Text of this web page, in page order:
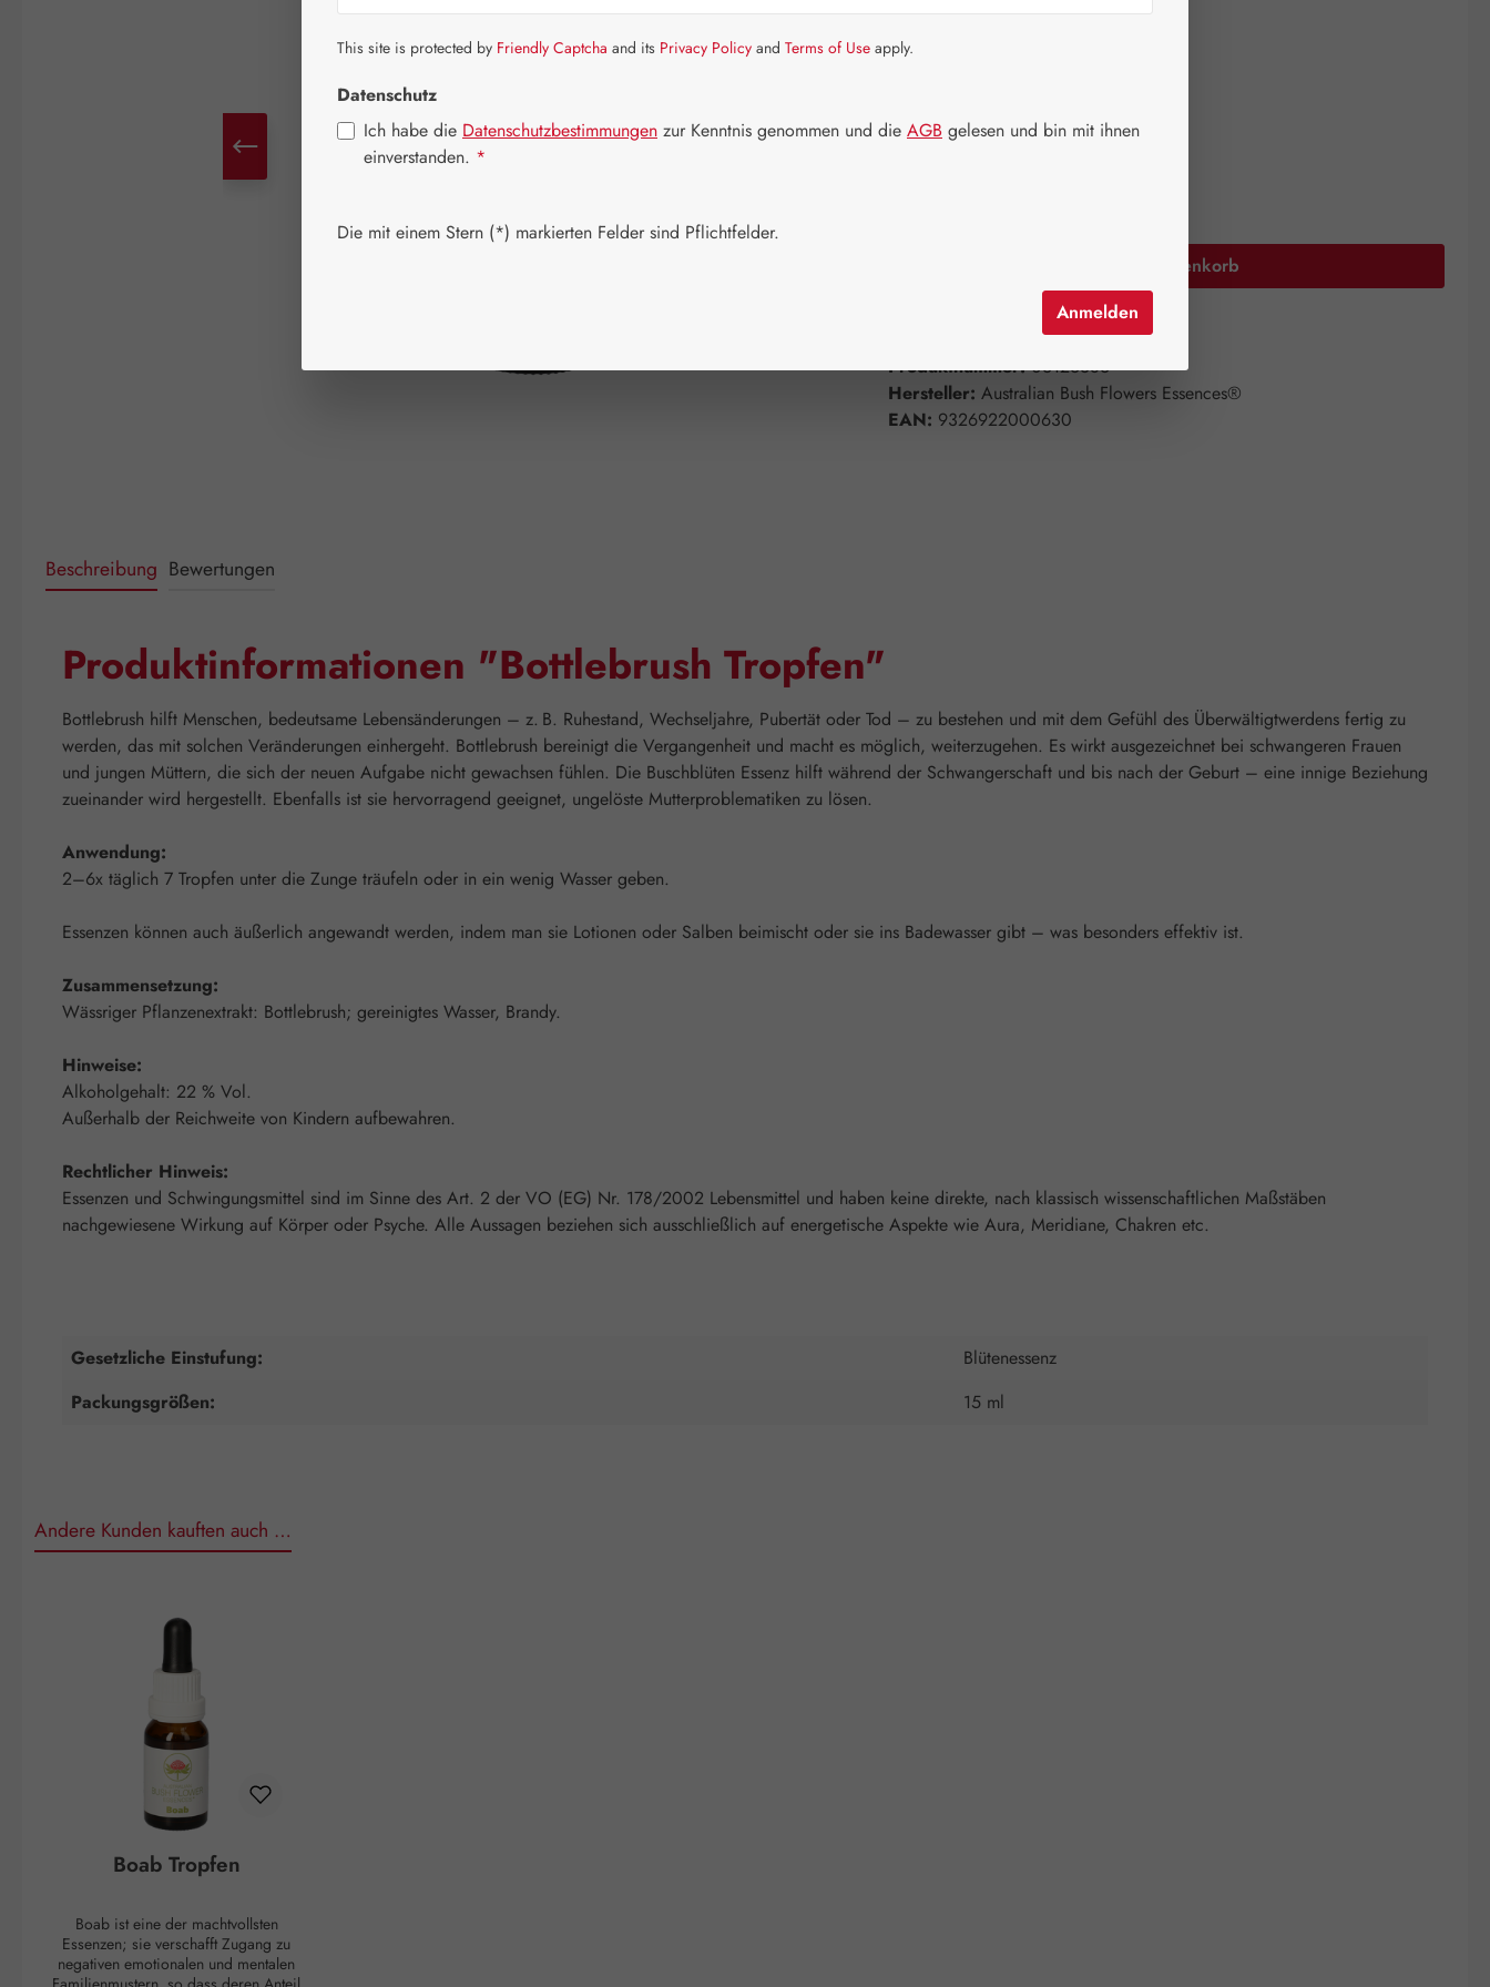
Artikel auf Lager.
In den Warenkorb
Zum Merkzettel hinzufügen
Produktnummer:06126386
Hersteller: Australian Bush Flowers Essences®
EAN: 9326922000630
Beschreibung Bewertungen
Produktinformationen "Bottlebrush Tropfen"
Bottlebrush hilft Menschen, bedeutsame Lebensänderungen – z. B. Ruhestand, Wechseljahre, Pubertät oder Tod – zu bestehen und mit dem Gefühl des Überwältigtwerdens fertig zu
werden, das mit solchen Veränderungen einhergeht. Bottlebrush bereinigt die Vergangenheit und macht es möglich, weiterzugehen. Es wirkt ausgezeichnet bei schwangeren Frauen
und jungen Müttern, die sich der neuen Aufgabe nicht gewachsen fühlen. Die Buschblüten Essenz hilft während der Schwangerschaft und bis nach der Geburt – eine innige Beziehung
zueinander wird hergestellt. Ebenfalls ist sie hervorragend geeignet, ungelöste Mutterproblematiken zu lösen.
Anwendung:
2–6x täglich 7 Tropfen unter die Zunge träufeln oder in ein wenig Wasser geben.
Essenzen können auch äußerlich angewandt werden, indem man sie Lotionen oder Salben beimischt oder sie ins Badewasser gibt – was besonders effektiv ist.
Zusammensetzung:
Wässriger Pflanzenextrakt: Bottlebrush; gereinigtes Wasser, Brandy.
Hinweise:
Alkoholgehalt: 22 % Vol.
Außerhalb der Reichweite von Kindern aufbewahren.
Rechtlicher Hinweis:
Essenzen und Schwingungsmittel sind im Sinne des Art. 2 der VO (EG) Nr. 178/2002 Lebensmittel und haben keine direkte, nach klassisch wissenschaftlichen Maßstäben
nachgewiesene Wirkung auf Körper oder Psyche. Alle Aussagen beziehen sich ausschließlich auf energetische Aspekte wie Aura, Meridiane, Chakren etc.
Gesetzliche Einstufung:
Blütenessenz
Packungsgrößen:
15 ml
Andere Kunden kauften auch …
Boab Tropfen
Boab ist eine der machtvollsten
Essenzen; sie verschafft Zugang zu
negativen emotionalen und mentalen
This site is protected by Friendly Captcha and its Privacy Policy and Terms of Use apply.
Datenschutz
Ich habe die Datenschutzbestimmungen zur Kenntnis genommen und die AGB gelesen und bin mit ihnen
einverstanden. *
Die mit einem Stern (*) markierten Felder sind Pflichtfelder.
Anmelden